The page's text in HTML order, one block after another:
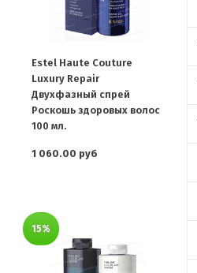
Estel Haute Couture
Luxury Repair
Двухфазный спрей
Роскошь здоровых волос
100 мл.
1 060.00 руб
15%